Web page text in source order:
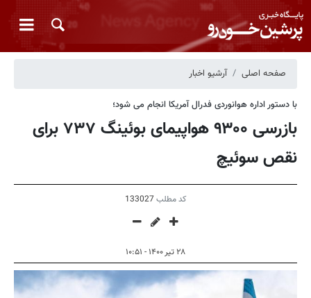
صفحه اصلی آرشیو اخبار
با دستور اداره هوانوردی فدرال آمریکا انجام می شود؛
بازرسی ۹۳۰۰ هواپیمای بوئینگ ۷۳۷ برای
نقص سوئیچ
کد مطلب 133027
۲۸ تیر ۱۴۰۰ - ۱۰:۵۱